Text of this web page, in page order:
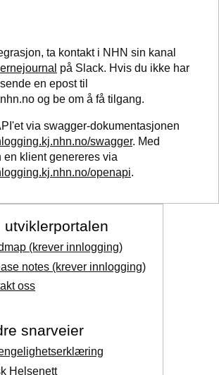
ta kontakt i NHN sin kanal
på Slack. Hvis du ikke har
en epost til
og be om å få tilgang.
via swagger-dokumentasjonen
swagger. Med
en klient genereres via
openapi.
utviklerportalen
(krever innlogging)
notes (krever innlogging)
oss
snarveier
Helsenett